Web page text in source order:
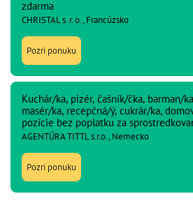
zdarma
CHRISTAL s. r. o., Francúzsko
Pozri ponuku
Kuchár/ka, pizér, čašník/čka, barman/
masér/ka, recepčná/ý, cukrár/ka,
pozície bez poplatku za
AGENTÚRA TITTL s.r.o., Nemecko
Pozri ponuku